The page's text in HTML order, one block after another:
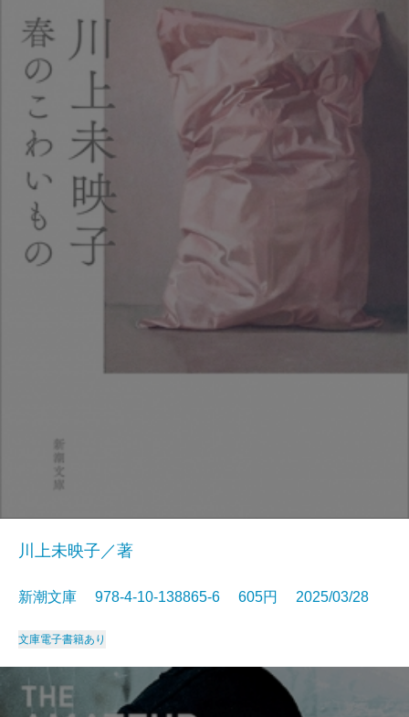
川上未映子／著
新潮文庫 978-4-10-138865-6 605円 2025/03/28
文庫電子書籍あり